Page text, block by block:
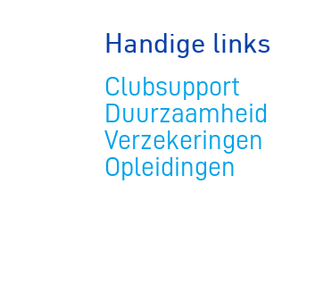
Handige links
Clubsupport
Duurzaamheid
Verzekeringen
Opleidingen